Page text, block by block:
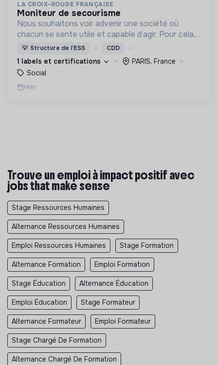
LA CROIX-ROUGE FRANÇAISE
moniteur de secourisme
Nous souhaitons voir advenir une société où
chacun se sente utile et capable d’agir. Pour cela,
nous proposons des moyens et des lieux
d’engagement innovants et adaptés à tous.
💡 Structure de l’ESS CDD
1 labels et certifications
PARIS, France
Social
Hier
Trouve un emploi à impact positif avec
jobs that make sense
Stage Ressources Humaines
Alternance Ressources Humaines
Emploi Ressources Humaines Stage Formation
Alternance Formation Emploi Formation
Stage Éducation Alternance Éducation
Emploi Éducation Stage Formateur
Alternance Formateur Emploi Formateur
Stage Chargé De Formation
Alternance Chargé De Formation